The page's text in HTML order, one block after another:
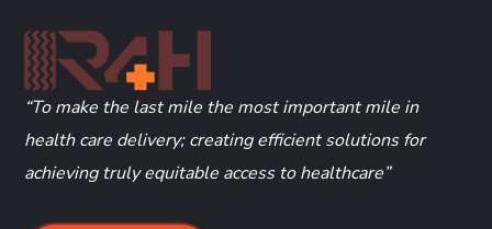
“To make the last mile the most important mile in
health care delivery; creating efficient solutions for
achieving truly equitable access to healthcare”